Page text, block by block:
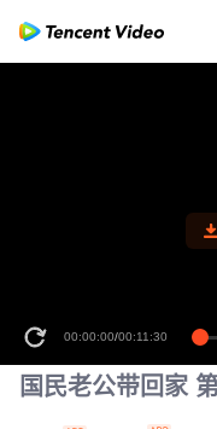
00:00:00/00:11:30
国民老公带回家